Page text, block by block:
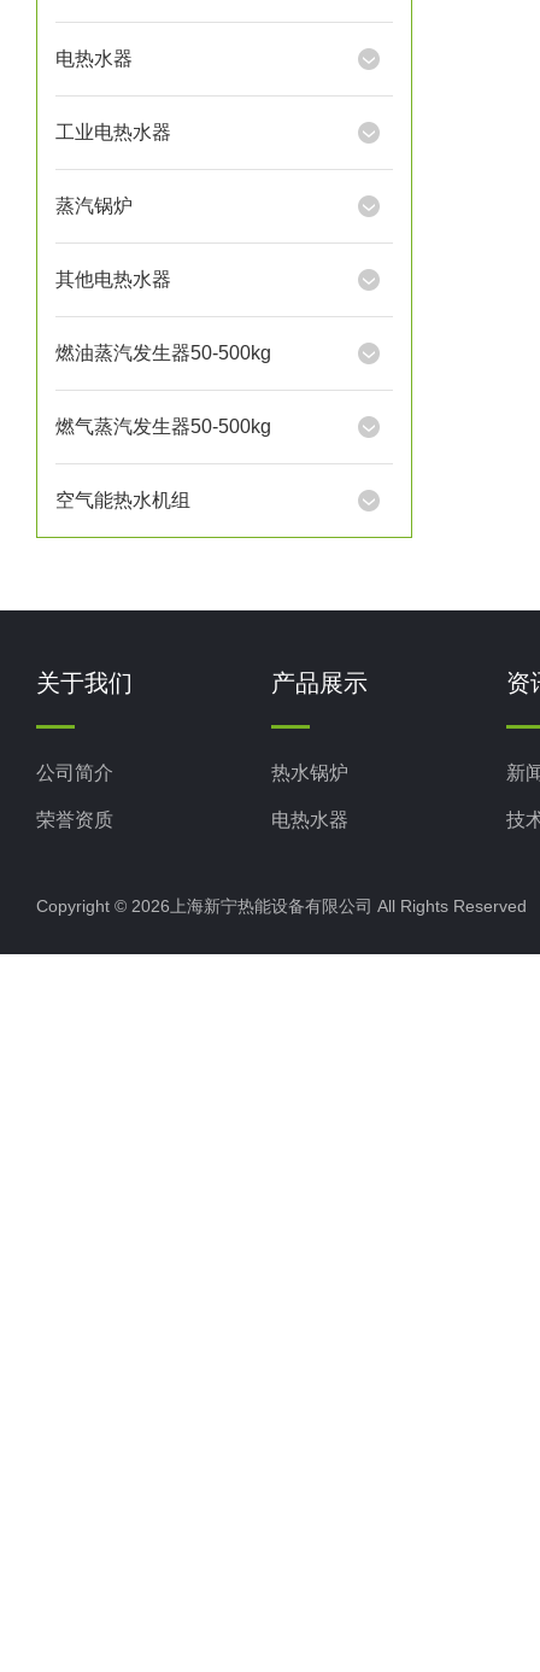
电热水器
工业电热水器
蒸汽锅炉
其他电热水器
燃油蒸汽发生器50-500kg
燃气蒸汽发生器50-500kg
空气能热水机组
关于我们
公司简介
荣誉资质
产品展示
热水锅炉
电热水器
蒸汽锅炉
其他电热水器
资
新
技
Copyright © 2026上海新宁热能设备有限公司 All Rights